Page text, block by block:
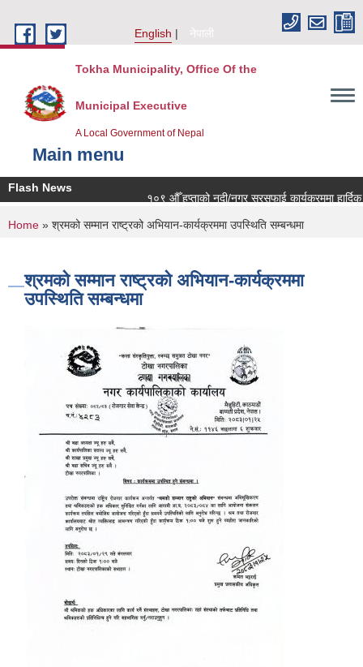
English
नेपाली
Tokha Municipality, Office Of the
Municipal Executive
A Local Government of Nepal
Main menu
Flash News
१०९ औँ हप्ताको नदी/नगर सरसफाई कार्यक्रममा हार्दिक
You are here
Home » श्रमको सम्मान राष्ट्रको अभियान-कार्यक्रममा उपस्थिति सम्बन्धमा
श्रमको सम्मान राष्ट्रको अभियान-कार्यक्रममा
उपस्थिति सम्बन्धमा